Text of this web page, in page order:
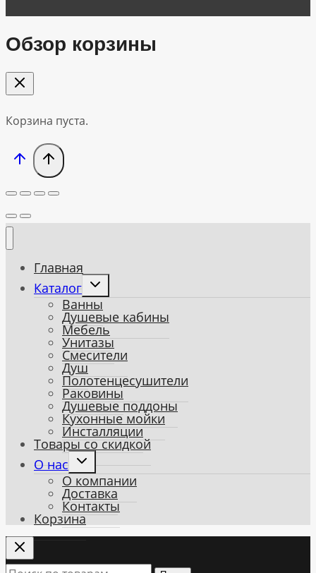
Обзор корзины
Корзина пуста.
Главная
Каталог
Toggle
menu
Ванны
Душевые кабины
Мебель
Унитазы
Смесители
Душ
Полотенцесушители
Раковины
Душевые поддоны
Кухонные мойки
Инсталляции
Товары со скидкой
О нас
Toggle
menu
О компании
Доставка
Контакты
Корзина